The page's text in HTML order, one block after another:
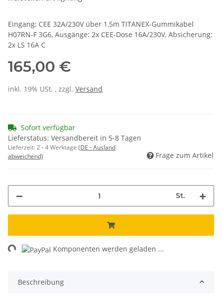
Eingang: CEE 32A/230V über 1,5m TITANEX-Gummikabel
H07RN-F 3G6, Ausgänge: 2x CEE-Dose 16A/230V, Absicherung:
2x LS 16A C
165,00 €
inkl. 19% USt. , zzgl. Versand
Sofort verfügbar
Lieferstatus: Versandbereit in 5-8 Tagen
Lieferzeit:2 - 4 Werktage (DE - Ausland
abweichend)
Frage zum Artikel
St.
Komponenten werden geladen ...
Beschreibung